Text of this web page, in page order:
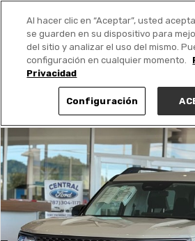
Al hacer clic en “Aceptar”, usted
se guarden en su dispositivo para
del sitio y analizar el uso del mismo.
configuración en cualquier momento.
Privacidad
Configuración